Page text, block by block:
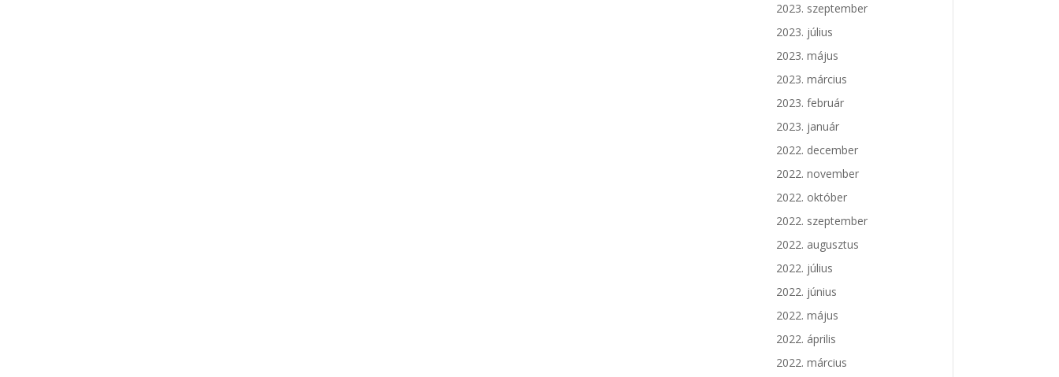
2023. szeptember
2023. július
2023. május
2023. március
2023. február
2023. január
2022. december
2022. november
2022. október
2022. szeptember
2022. augusztus
2022. július
2022. június
2022. május
2022. április
2022. március